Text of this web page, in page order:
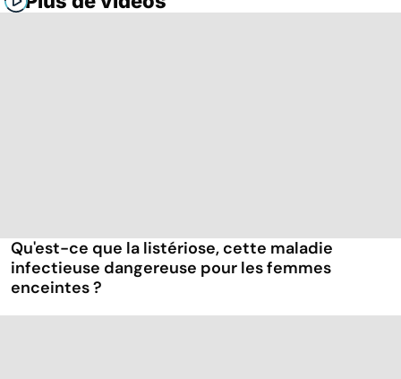
Qu'est-ce que la listériose, cette maladie
infectieuse dangereuse pour les femmes
enceintes ?